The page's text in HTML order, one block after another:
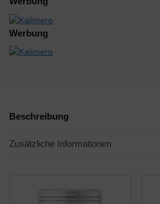
Werbung
Beschreibung
Zusätzliche Informationen